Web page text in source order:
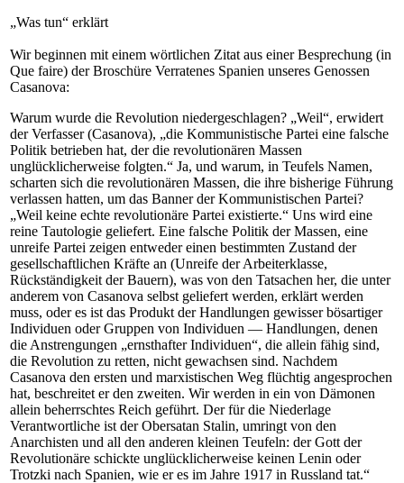
„Was tun“ erklärt
Wir beginnen mit einem wörtlichen Zitat aus einer Besprechung (in
Que faire) der Broschüre Verratenes Spanien unseres Genossen
Casanova:
Warum wurde die Revolution niedergeschlagen? „Weil“, erwidert
der Verfasser (Casanova), „die Kommunistische Partei eine falsche
Politik betrieben hat, der die revolutionären Massen
unglücklicherweise folgten.“ Ja, und warum, in Teufels Namen,
scharten sich die revolutionären Massen, die ihre bisherige Führung
verlassen hatten, um das Banner der Kommunistischen Partei?
„Weil keine echte revolutionäre Partei existierte.“ Uns wird eine
reine Tautologie geliefert. Eine falsche Politik der Massen, eine
unreife Partei zeigen entweder einen bestimmten Zustand der
gesellschaftlichen Kräfte an (Unreife der Arbeiterklasse,
Rückständigkeit der Bauern), was von den Tatsachen her, die unter
anderem von Casanova selbst geliefert werden, erklärt werden
muss, oder es ist das Produkt der Handlungen gewisser bösartiger
Individuen oder Gruppen von Individuen — Handlungen, denen
die Anstrengungen „ernsthafter Individuen“, die allein fähig sind,
die Revolution zu retten, nicht gewachsen sind. Nachdem
Casanova den ersten und marxistischen Weg flüchtig angesprochen
hat, beschreitet er den zweiten. Wir werden in ein von Dämonen
allein beherrschtes Reich geführt. Der für die Niederlage
Verantwortliche ist der Obersatan Stalin, umringt von den
Anarchisten und all den anderen kleinen Teufeln: der Gott der
Revolutionäre schickte unglücklicherweise keinen Lenin oder
Trotzki nach Spanien, wie er es im Jahre 1917 in Russland tat.“